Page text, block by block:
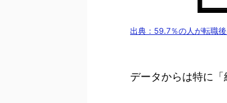
出典：59.7％の人が転職
データからは特に